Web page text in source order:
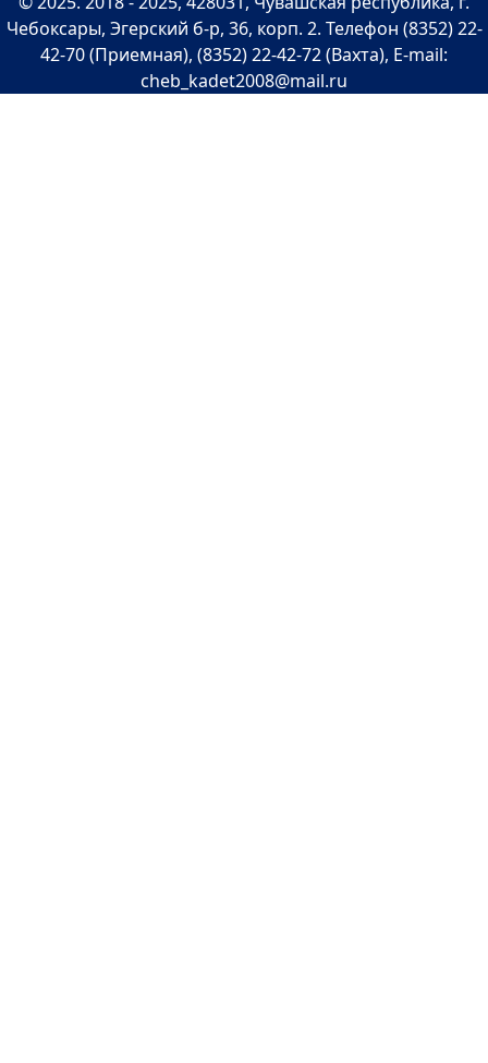
Чебоксары, Эгерский б-р, 36, корп. 2. Телефон (8352) 22-
42-70 (Приемная), (8352) 22-42-72 (Вахта), E-mail:
cheb_kadet2008@mail.ru